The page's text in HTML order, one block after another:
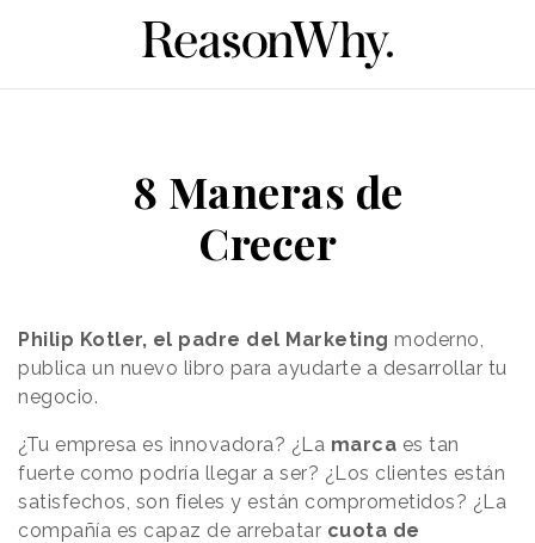
8 Maneras de
Crecer
Philip Kotler, el padre del Marketing moderno,
publica un nuevo libro para ayudarte a desarrollar tu
negocio.
¿Tu empresa es innovadora? ¿La marca es tan
fuerte como podría llegar a ser? ¿Los clientes están
satisfechos, son fieles y están comprometidos? ¿La
compañía es capaz de arrebatar cuota de